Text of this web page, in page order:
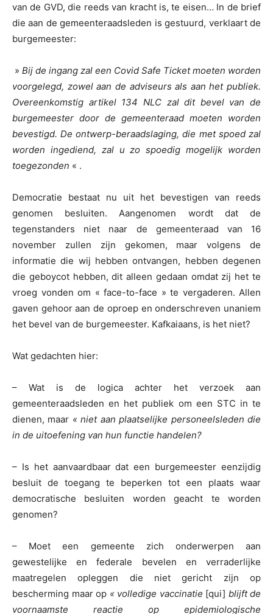
van de GVD, die reeds van kracht is, te eisen… In de brief
die aan de gemeenteraadsleden is gestuurd, verklaart de
burgemeester:
» Bij de ingang zal een Covid Safe Ticket moeten worden
voorgelegd, zowel aan de adviseurs als aan het publiek.
Overeenkomstig artikel 134 NLC zal dit bevel van de
burgemeester door de gemeenteraad moeten worden
bevestigd. De ontwerp-beraadslaging, die met spoed zal
worden ingediend, zal u zo spoedig mogelijk worden
toegezonden « .
Democratie bestaat nu uit het bevestigen van reeds
genomen besluiten. Aangenomen wordt dat de
tegenstanders niet naar de gemeenteraad van 16
november zullen zijn gekomen, maar volgens de
informatie die wij hebben ontvangen, hebben degenen
die geboycot hebben, dit alleen gedaan omdat zij het te
vroeg vonden om « face-to-face » te vergaderen. Allen
gaven gehoor aan de oproep en onderschreven unaniem
het bevel van de burgemeester. Kafkaiaans, is het niet?
Wat gedachten hier:
– Wat is de logica achter het verzoek aan
gemeenteraadsleden en het publiek om een STC in te
dienen, maar « niet aan plaatselijke personeelsleden die
in de uitoefening van hun functie handelen?
– Is het aanvaardbaar dat een burgemeester eenzijdig
besluit de toegang te beperken tot een plaats waar
democratische besluiten worden geacht te worden
genomen?
– Moet een gemeente zich onderwerpen aan
gewestelijke en federale bevelen en verraderlijke
maatregelen opleggen die niet gericht zijn op
bescherming maar op « volledige vaccinatie [qui] blijft de
voornaamste reactie op epidemiologische